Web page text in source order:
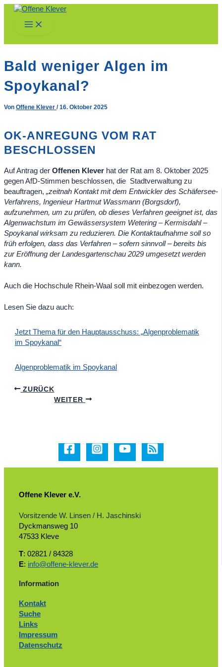
Zum
springen
Main
Menu
Bald weniger Algen im
Spoykanal?
Von Offene Klever /16. Oktober 2025
OK-ANREGUNG VOM RAT
BESCHLOSSEN
Auf Antrag der Offenen Klever hat der Rat am 8. Oktober 2025
gegen AfD-Stimmen beschlossen, die Stadtverwaltung zu
beauftragen, „zeitnah Kontakt mit dem Entwickler des Schäfersee-
Verfahrens, Ingenieur Hartmut Wassmann (Borgsdorf),
aufzunehmen, um zu prüfen, ob dieses Verfahren geeignet ist, das
Algenwachstum im Gewässersystem Wetering – Kermisdahl –
Spoykanal wirksam zu reduzieren. Die Kontaktaufnahme soll so
früh erfolgen, dass das Verfahren – sofern sinnvoll – bereits bis
zur Eröffnung der Landesgartenschau 2029 umgesetzt werden
kann.
Auch die Hochschule Rhein-Waal soll mit einbezogen werden.
Lesen Sie dazu auch:
Jetzt Thema für den Hauptausschuss: „Algenproblematik
im Spoykanal“
Algenproblematik im Spoykanal
ZURÜCK
WEITER
Offene Klever e.V.
Vorsitzende W. Linsen / H. Jaschinski
Dyckmansweg 10
47533 Kleve
T: 02821 / 84328
E: info@offene-klever.de
Information
Kontakt
Suche
Links
Impressum
Datenschutz